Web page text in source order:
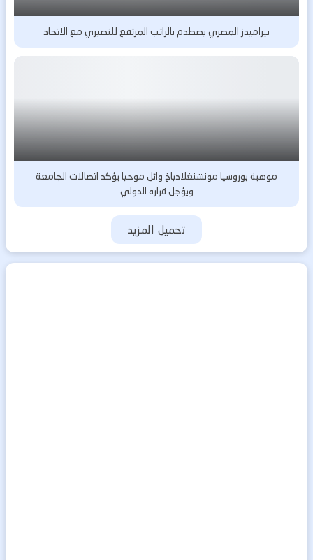
بيراميدز المصري يصطدم بالراتب المرتفع للنصيري مع الاتحاد
موهبة بوروسيا مونشنغلادباخ وائل موحيا يؤكد اتصالات الجامعة
ويؤجل قراره الدولي
تحميل المزيد